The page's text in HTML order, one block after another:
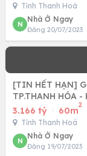
Tỉnh Thanh Hoá
N
Nhà Ở Ngay
Đăng 20/07/2023
[TIN HẾT HẠN]
TP.THANH HÓA
3.166 tỷ · 60m
2
Tỉnh Thanh Hoá
N
Nhà Ở Ngay
Đăng 19/07/2023